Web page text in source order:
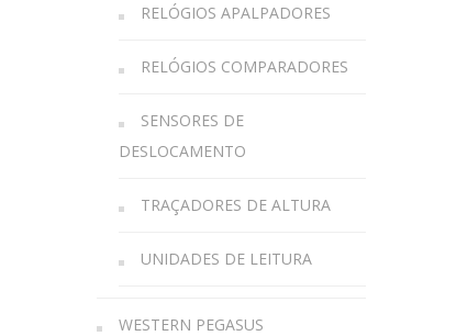
RELÓGIOS APALPADORES
RELÓGIOS COMPARADORES
SENSORES DE
DESLOCAMENTO
TRAÇADORES DE ALTURA
UNIDADES DE LEITURA
WESTERN PEGASUS